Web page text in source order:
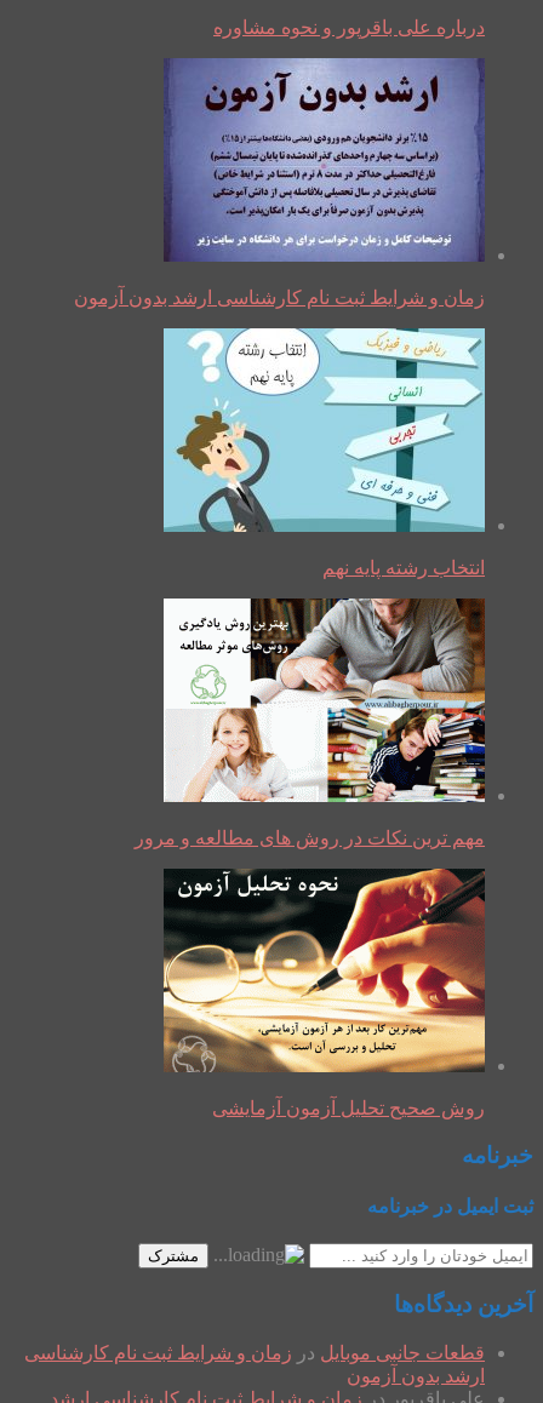
درباره علی باقرپور و نحوه مشاوره
زمان و شرایط ثبت نام کارشناسی ارشد بدون آزمون
انتخاب رشته پایه نهم
مهم ترین نکات در روش های مطالعه و مرور
روش صحیح تحلیل آزمون آزمایشی
خبرنامه
ثبت ایمیل در خبرنامه
مشترک
آخرین دیدگاه‌ها
قطعات جانبی موبایل در زمان و شرایط ثبت نام کارشناسی
ارشد بدون آزمون
علی باقرپور در زمان و شرایط ثبت نام کارشناسی ارشد